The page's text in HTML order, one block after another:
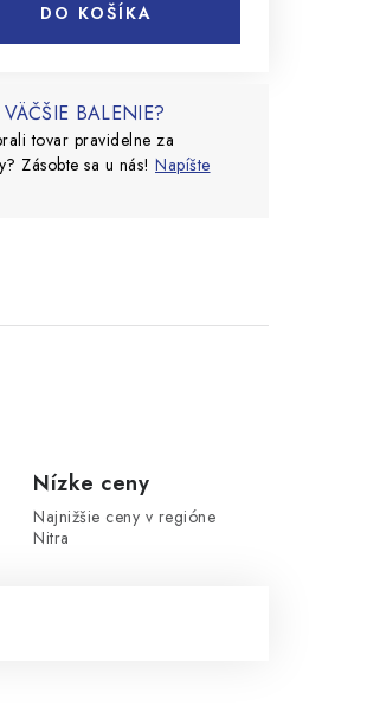
DO KOŠÍKA
BALENIE?
tovar pravidelne za
Zásobte sa u nás! Napíšte
Nízke ceny
Najnižšie ceny v regióne
Nitra